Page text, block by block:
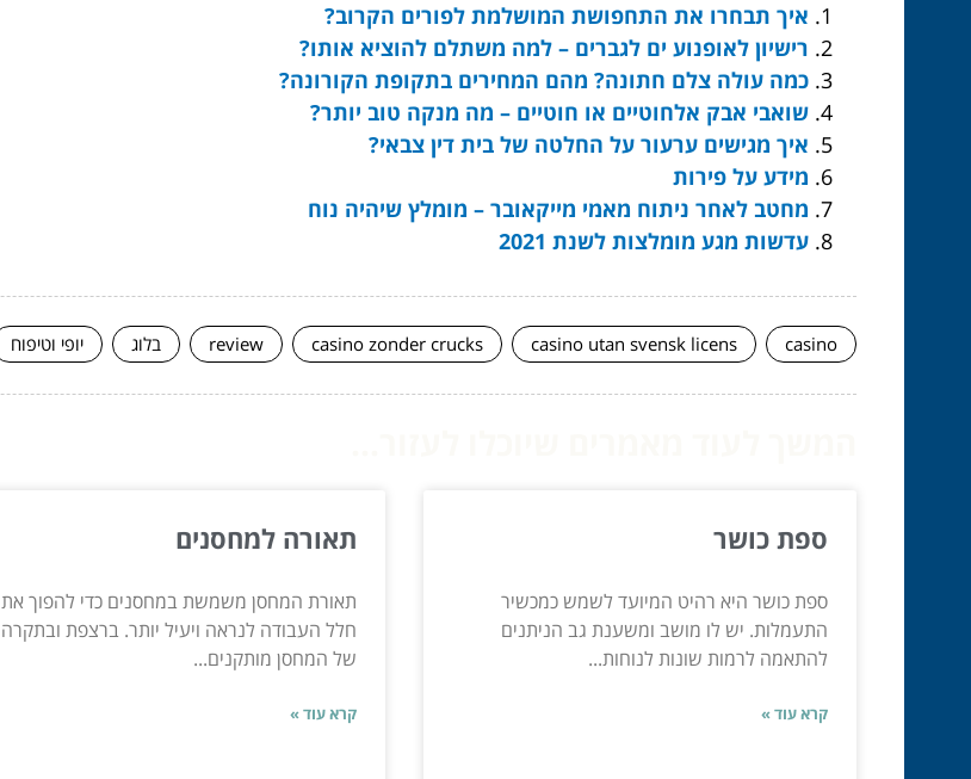
איך תבחרו את התחפושת המושלמת לפורים הקרוב?
רישיון לאופנוע ים לגברים – למה משתלם להוציא אותו?
כמה עולה צלם חתונה? מהם המחירים בתקופת הקורונה?
שואבי אבק אלחוטיים או חוטיים – מה מנקה טוב יותר?
איך מגישים ערעור על החלטה של בית דין צבאי?
מידע על פירות
מחטב לאחר ניתוח מאמי מייקאובר – מומלץ שיהיה נוח
עדשות מגע מומלצות לשנת 2021
casino
casino utan svensk licens
casino zonder crucks
review בלוג יופי וטיפוח
ספת כושר
ספת כושר היא רהיט המיועד לשמש כמכשיר
התעמלות. יש לו מושב ומשענת גב הניתנים
להתאמה לרמות שונות לנוחות...
קרא עוד »
תאורה למחסנים
תאורת המחסן משמשת במחסנים כדי להפוך את
חלל העבודה לנראה ויעיל יותר. ברצפת ובתקרה
של המחסן מותקנים...
קרא עוד »